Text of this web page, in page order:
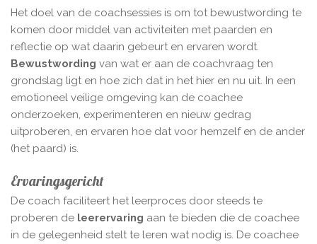
Het doel van de coachsessies is om tot bewustwording te
komen door middel van activiteiten met paarden en
reflectie op wat daarin gebeurt en ervaren wordt.
Bewustwording van wat er aan de coachvraag ten
grondslag ligt en hoe zich dat in het hier en nu uit. In een
emotioneel veilige omgeving kan de coachee
onderzoeken, experimenteren en nieuw gedrag
uitproberen, en ervaren hoe dat voor hemzelf en de ander
(het paard) is.
Ervaringsgericht
De coach faciliteert het leerproces door steeds te
proberen de leer­ervaring aan te bieden die de coachee
in de gelegenheid stelt te leren wat nodig is. De coachee